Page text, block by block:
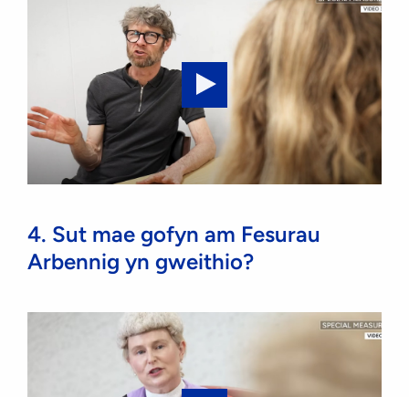
where
give
your
evidence
Play
video:
Special
Measures:
Special
measures
support
you
4. Sut mae gofyn am Fesurau
Arbennig yn gweithio?